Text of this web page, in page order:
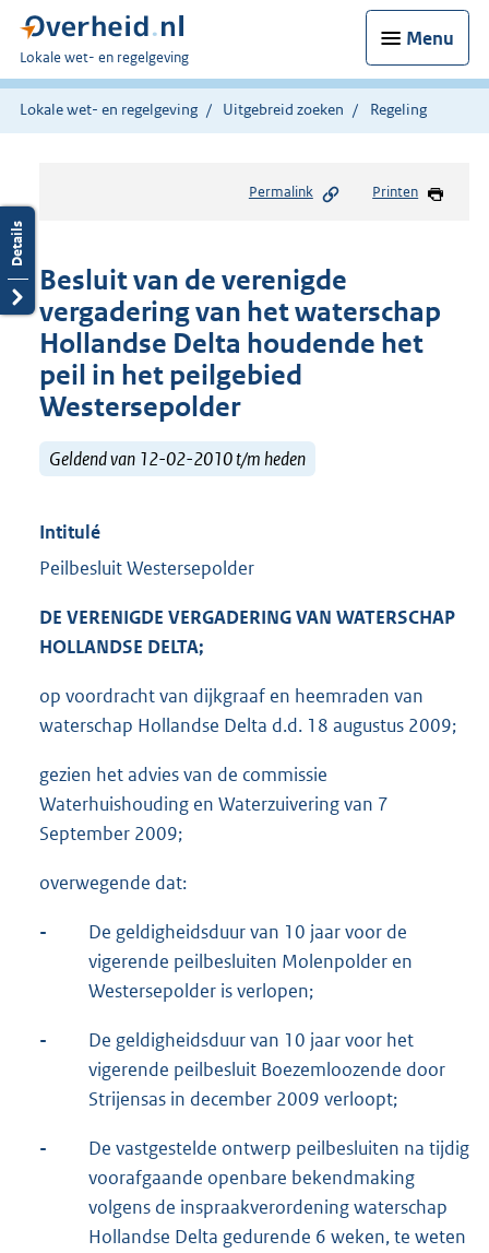
Menu
U
bent
hier:
Lokale wet- en regelgeving
Lokale wet- en regelgeving Uitgebreid zoeken Regeling
Permalink Printen
Besluit van de verenigde
vergadering van het waterschap
Hollandse Delta houdende het
peil in het peilgebied
Westersepolder
Geldend van 12-02-2010 t/m heden
Intitulé
Peilbesluit Westersepolder
DE VERENIGDE VERGADERING VAN WATERSCHAP
HOLLANDSE DELTA;
op voordracht van dijkgraaf en heemraden van
waterschap Hollandse Delta d.d. 18 augustus 2009;
gezien het advies van de commissie
Waterhuishouding en Waterzuivering van 7
September 2009;
overwegende dat:
-
De geldigheidsduur van 10 jaar voor de
vigerende peilbesluiten Molenpolder en
Westersepolder is verlopen;
-
De geldigheidsduur van 10 jaar voor het
vigerende peilbesluit Boezemloozende door
Strijensas in december 2009 verloopt;
-
De vastgestelde ontwerp peilbesluiten na tijdig
voorafgaande openbare bekendmaking
volgens de inspraakverordening waterschap
Hollandse Delta gedurende 6 weken, te weten